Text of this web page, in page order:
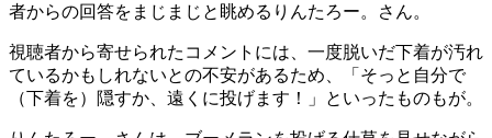
者からの回答をまじまじと眺めるりんたろー。さん。
視聴者から寄せられたコメントには、一度脱いだ下着が汚れ
ているかもしれないとの不安があるため、「そっと自分で
（下着を）隠すか、遠くに投げます！」といったものもが。